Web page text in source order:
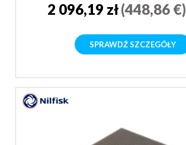
2 096,19 zł(448,86 €)
SPRAWDŹ SZCZEGÓŁY